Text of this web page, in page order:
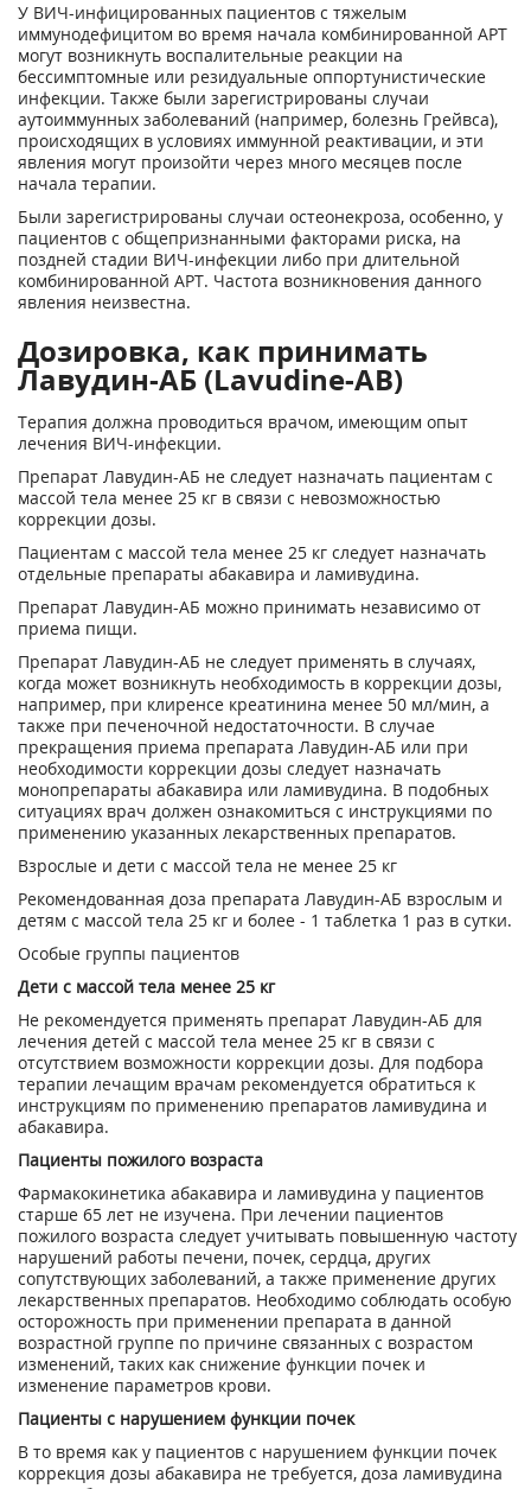
У ВИЧ-инфицированных пациентов с тяжелым
иммунодефицитом во время начала комбинированной APT
могут возникнуть воспалительные реакции на
бессимптомные или резидуальные оппортунистические
инфекции. Также были зарегистрированы случаи
аутоиммунных заболеваний (например, болезнь Грейвса),
происходящих в условиях иммунной реактивации, и эти
явления могут произойти через много месяцев после
начала терапии.
Были зарегистрированы случаи остеонекроза, особенно, у
пациентов с общепризнанными факторами риска, на
поздней стадии ВИЧ-инфекции либо при длительной
комбинированной APT. Частота возникновения данного
явления неизвестна.
Дозировка, как принимать
Лавудин-АБ (Lavudine-AB)
Терапия должна проводиться врачом, имеющим опыт
лечения ВИЧ-инфекции.
Препарат Лавудин-АБ не следует назначать пациентам с
массой тела менее 25 кг в связи с невозможностью
коррекции дозы.
Пациентам с массой тела менее 25 кг следует назначать
отдельные препараты абакавира и ламивудина.
Препарат Лавудин-АБ можно принимать независимо от
приема пищи.
Препарат Лавудин-АБ не следует применять в случаях,
когда может возникнуть необходимость в коррекции дозы,
например, при клиренсе креатинина менее 50 мл/мин, а
также при печеночной недостаточности. В случае
прекращения приема препарата Лавудин-АБ или при
необходимости коррекции дозы следует назначать
монопрепараты абакавира или ламивудина. В подобных
ситуациях врач должен ознакомиться с инструкциями по
применению указанных лекарственных препаратов.
Взрослые и дети с массой тела не менее 25 кг
Рекомендованная доза препарата Лавудин-АБ взрослым и
детям с массой тела 25 кг и более - 1 таблетка 1 раз в сутки.
Особые группы пациентов
Дети с массой тела менее 25 кг
Не рекомендуется применять препарат Лавудин-АБ для
лечения детей с массой тела менее 25 кг в связи с
отсутствием возможности коррекции дозы. Для подбора
терапии лечащим врачам рекомендуется обратиться к
инструкциям по применению препаратов ламивудина и
абакавира.
Пациенты пожилого возраста
Фармакокинетика абакавира и ламивудина у пациентов
старше 65 лет не изучена. При лечении пациентов
пожилого возраста следует учитывать повышенную частоту
нарушений работы печени, почек, сердца, других
сопутствующих заболеваний, а также применение других
лекарственных препаратов. Необходимо соблюдать особую
осторожность при применении препарата в данной
возрастной группе по причине связанных с возрастом
изменений, таких как снижение функции почек и
изменение параметров крови.
Пациенты с нарушением функции почек
В то время как у пациентов с нарушением функции почек
коррекция дозы абакавира не требуется, доза ламивудина